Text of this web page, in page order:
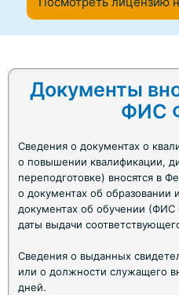
Документы
ФИС
Сведения о документах о
о повышении квалификации,
переподготовке) вносятся в
о документах об образовании
документах об обучении
даты выдачи
Сведения о выданных
или о должности служащего
дней.